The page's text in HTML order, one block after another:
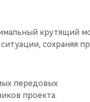
крутящий
сохраняя
передовых
проекта.